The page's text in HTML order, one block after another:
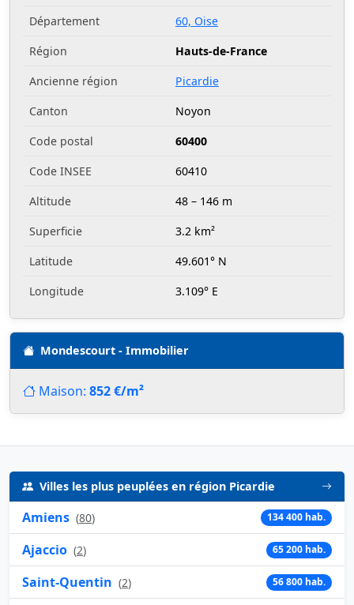
Département
60, Oise
Région
Hauts-de-France
Ancienne région
Picardie
Canton
Noyon
Code postal
60400
Code INSEE
60410
Altitude
48 – 146 m
Superficie
3.2 km²
Latitude
49.601° N
Longitude
3.109° E
Mondescourt - Immobilier
Maison: 852 €/m²
Villes les plus peuplées en région Picardie
Amiens (80) 134 400 hab.
Ajaccio (2) 65 200 hab.
Saint-Quentin (2) 56 800 hab.